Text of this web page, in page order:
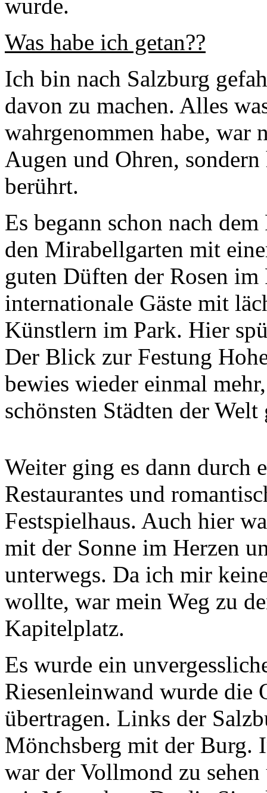
wurde.
Was habe ich getan??
Ich bin nach Salzburg
davon zu machen. Alles
wahrgenommen habe, war
Augen und Ohren,
berührt.
Es begann schon nach
den Mirabellgarten mit
guten Düften der Rosen im
internationale Gäste mit
Künstlern im Park. Hier
Der Blick zur Festung
bewies wieder einmal
schönsten Städten der Welt
Weiter ging es dann durch
Restaurantes und
Festspielhaus. Auch hier
mit der Sonne im Herzen
unterwegs. Da ich mir
wollte, war mein Weg zu
Kapitelplatz.
Es wurde ein
Riesenleinwand wurde die
übertragen. Links der
Mönchsberg mit der Burg.
war der Vollmond zu